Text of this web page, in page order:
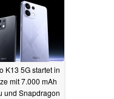
K13 5G startet in
mit 7.000 mAh
und Snapdragon